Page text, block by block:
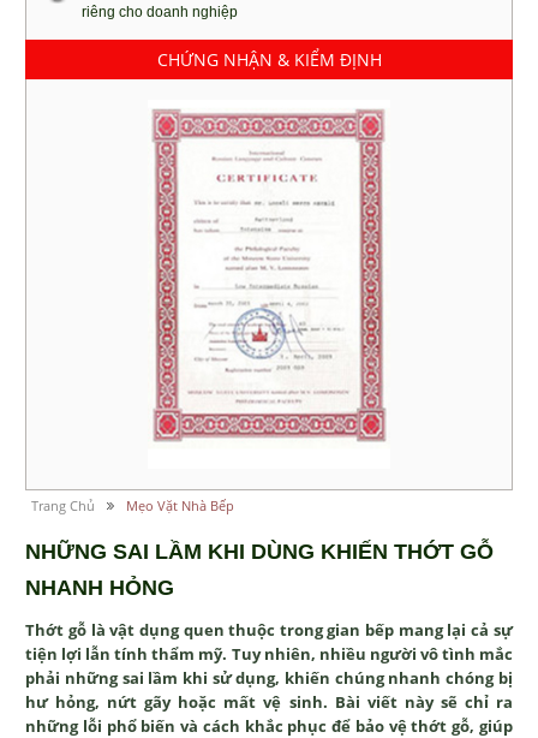
riêng cho doanh nghiệp
CHỨNG NHẬN & KIỂM ĐỊNH
Trang Chủ Mẹo Vặt Nhà Bếp
NHỮNG SAI LẦM KHI DÙNG KHIẾN THỚT GỖ
NHANH HỎNG
Thớt gỗ là vật dụng quen thuộc trong gian bếp mang lại cả sự
tiện lợi lẫn tính thẩm mỹ. Tuy nhiên, nhiều người vô tình mắc
phải những sai lầm khi sử dụng, khiến chúng nhanh chóng bị
hư hỏng, nứt gãy hoặc mất vệ sinh. Bài viết này sẽ chỉ ra
những lỗi phổ biến và cách khắc phục để bảo vệ thớt gỗ, giúp